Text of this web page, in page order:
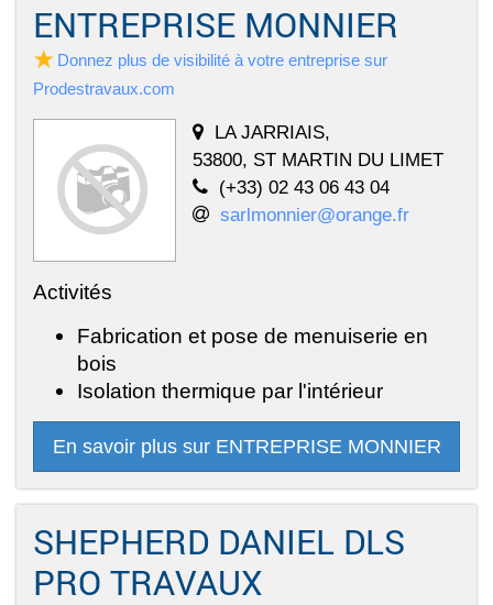
ENTREPRISE MONNIER
Donnez plus de visibilité à votre entreprise sur
Prodestravaux.com
LA JARRIAIS,
53800, ST MARTIN DU LIMET
(+33) 02 43 06 43 04
sarlmonnier@orange.fr
Activités
Fabrication et pose de menuiserie en
bois
Isolation thermique par l'intérieur
En savoir plus sur ENTREPRISE MONNIER
SHEPHERD DANIEL DLS
PRO TRAVAUX